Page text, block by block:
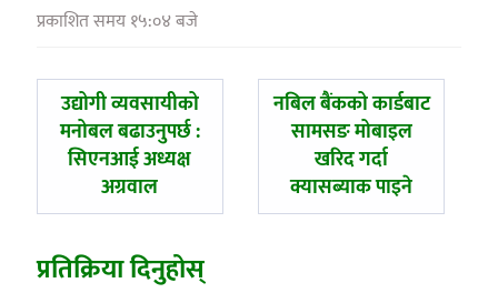
प्रकाशित समय १५:०४ बजे
पछिल्लाे
-
उद्योगी व्यवसायीको
मनोबल बढाउनुपर्छ :
सिएनआई अध्यक्ष
अग्रवाल
अघिल्लाे
नबिल बैंकको कार्डबाट
सामसङ मोबाइल
खरिद गर्दा
क्यासब्याक पाइने
प्रतिक्रिया दिनुहोस्